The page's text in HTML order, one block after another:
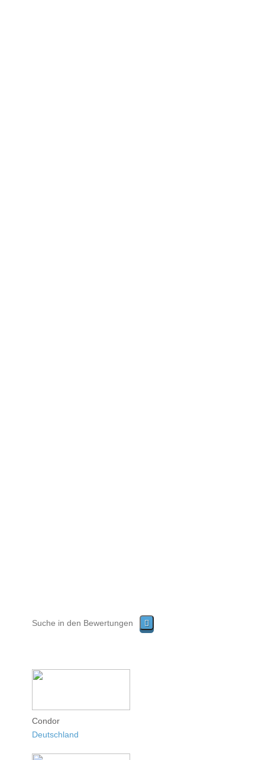
Condor
Deutschland